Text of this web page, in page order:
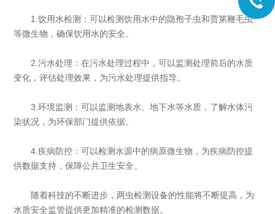
1.饮用水检测：可以检测饮用水中的隐孢子虫和贾第鞭毛虫
等微生物，确保饮用水的安全。
2.污水处理：在污水处理过程中，可以监测处理前后的水质
变化，评估处理效果，为污水处理提供指导。
3.环境监测：可以监测地表水、地下水等水质，了解水体污
染状况，为环保部门提供依据。
4.疾病防控：可以检测水源中的病原微生物，为疾病防控提
供数据支持，保障公共卫生安全。
随着科技的不断进步，两虫检测设备的性能将不断提高，为
水质安全监管提供更加精准的检测数据。